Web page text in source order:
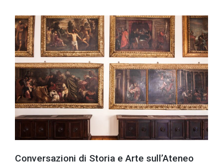
Conversazioni di Storia e Arte sull’Ateneo